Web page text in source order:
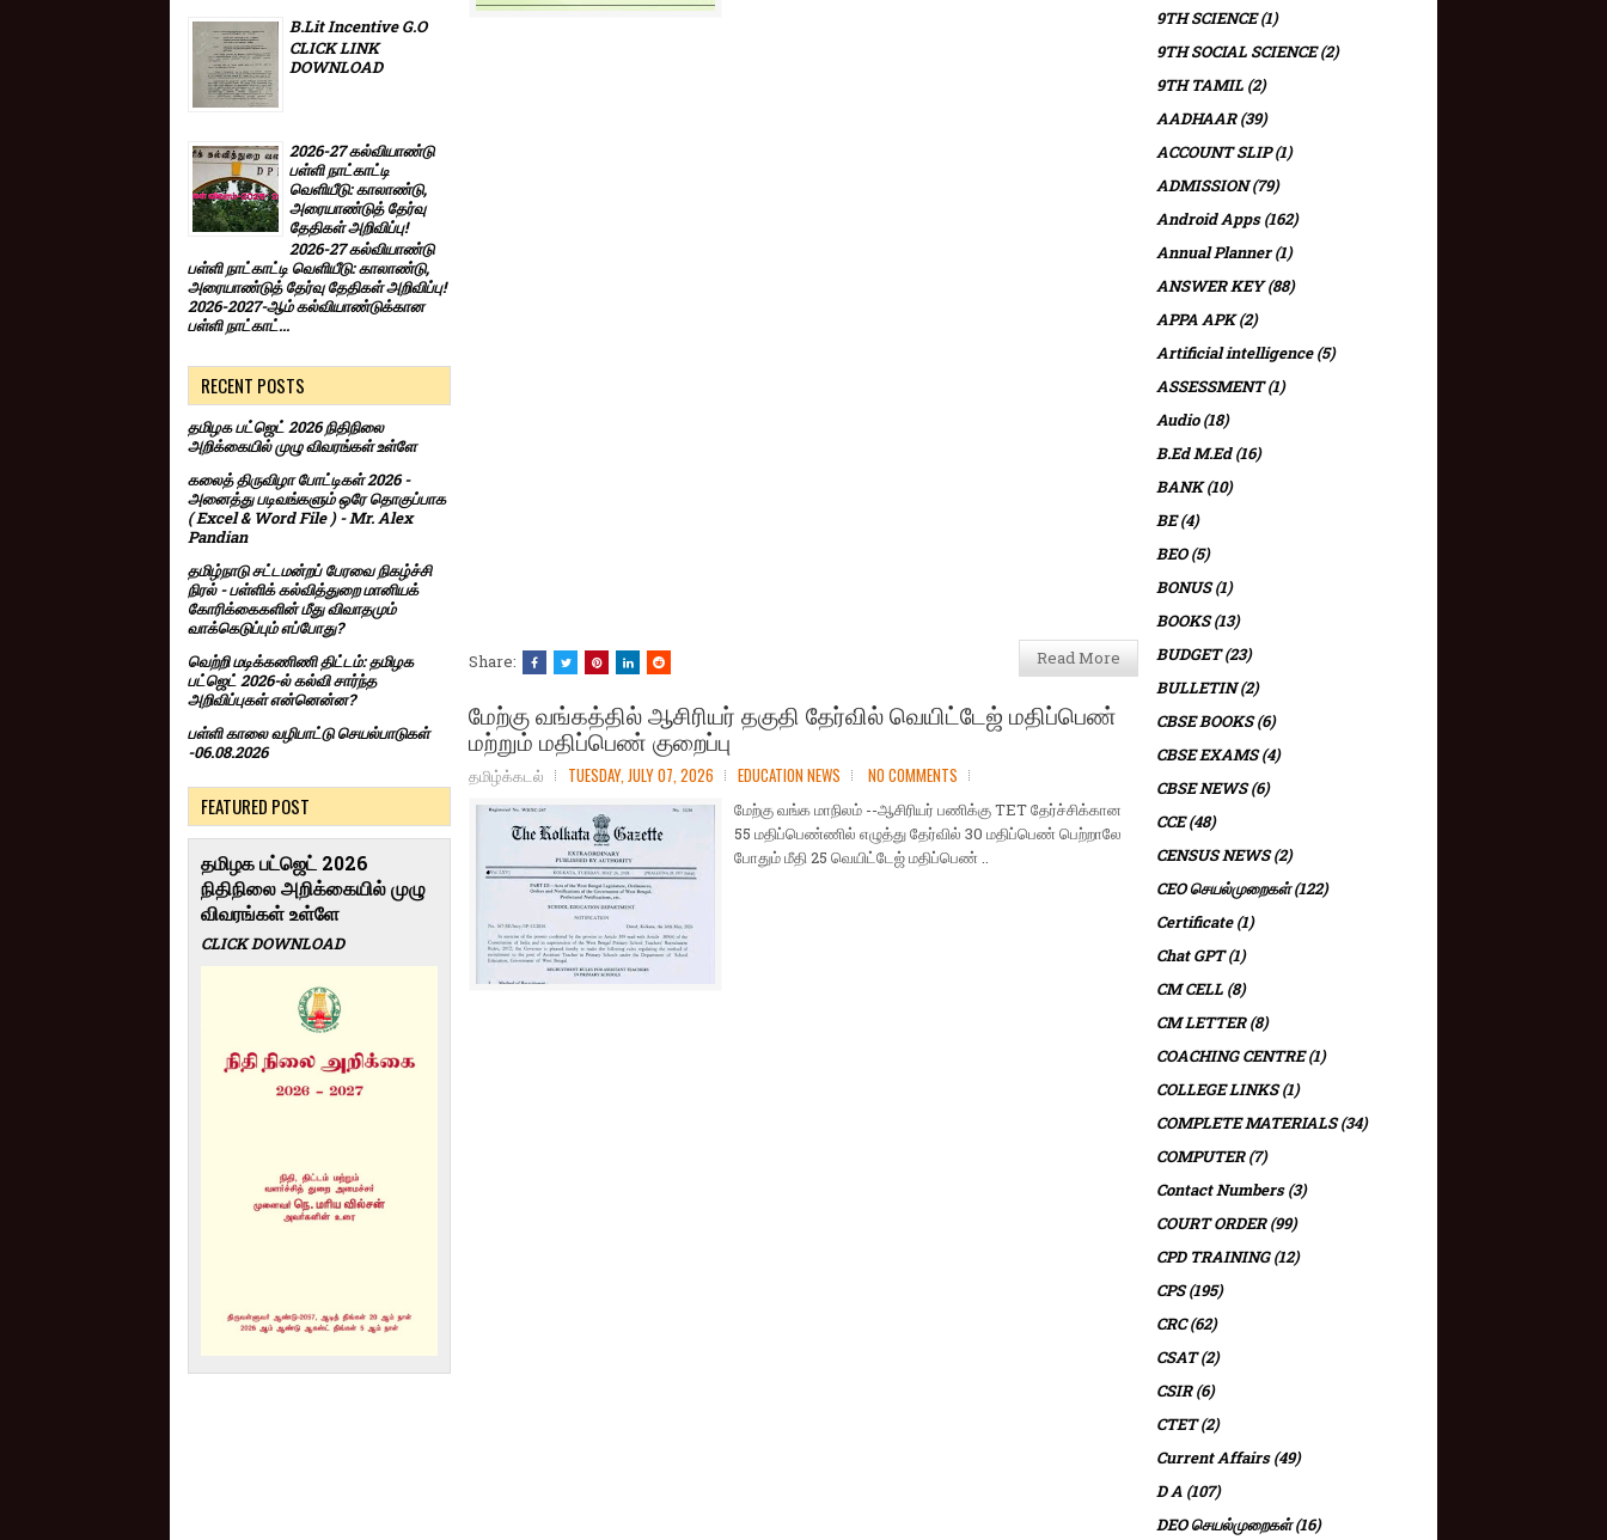
Share: Read More
மேற்கு வங்கத்தில் ஆசிரியர் தகுதி தேர்வில் வெயிட்டேஜ் மதிப்பெண்
மற்றும் மதிப்பெண் குறைப்பு
தமிழ்க்கடல் TUESDAY, JULY 07, 2026 EDUCATION NEWS NO COMMENTS
மேற்கு வங்க மாநிலம் --ஆசிரியர் பணிக்கு TET தேர்ச்சிக்கான
55 மதிப்பெண்ணில் எழுத்து தேர்வில் 30 மதிப்பெண் பெற்றாலே
போதும் மீதி 25 வெயிட்டேஜ் மதிப்பெண் ..
B.Lit Incentive G.O
CLICK LINK
DOWNLOAD
2026-27 கல்வியாண்டு
பள்ளி நாட்காட்டி
வெளியீடு: காலாண்டு,
அரையாண்டுத் தேர்வு
தேதிகள் அறிவிப்பு!
2026-27 கல்வியாண்டு
பள்ளி நாட்காட்டி வெளியீடு: காலாண்டு,
அரையாண்டுத் தேர்வு தேதிகள் அறிவிப்பு!
2026-2027-ஆம் கல்வியாண்டுக்கான
பள்ளி நாட்காட்...
RECENT POSTS
தமிழக பட்ஜெட் 2026 நிதிநிலை
அறிக்கையில் முழு விவரங்கள் உள்ளே
கலைத் திருவிழா போட்டிகள் 2026 -
அனைத்து படிவங்களும் ஒரே தொகுப்பாக
( Excel & Word File ) - Mr. Alex
Pandian
தமிழ்நாடு சட்டமன்றப் பேரவை நிகழ்ச்சி
நிரல் - பள்ளிக் கல்வித்துறை மானியக்
கோரிக்கைகளின் மீது விவாதமும்
வாக்கெடுப்பும் எப்போது?
வெற்றி மடிக்கணிணி திட்டம்: தமிழக
பட்ஜெட் 2026-ல் கல்வி சார்ந்த
அறிவிப்புகள் என்னென்ன?
பள்ளி காலை வழிபாட்டு செயல்பாடுகள்
-06.08.2026
FEATURED POST
தமிழக பட்ஜெட் 2026
நிதிநிலை அறிக்கையில் முழு
விவரங்கள் உள்ளே
CLICK DOWNLOAD
9TH SCIENCE (1)
9TH SOCIAL SCIENCE (2)
9TH TAMIL (2)
AADHAAR (39)
ACCOUNT SLIP (1)
ADMISSION (79)
Android Apps (162)
Annual Planner (1)
ANSWER KEY (88)
APPA APK (2)
Artificial intelligence (5)
ASSESSMENT (1)
Audio (18)
B.Ed M.Ed (16)
BANK (10)
BE (4)
BEO (5)
BONUS (1)
BOOKS (13)
BUDGET (23)
BULLETIN (2)
CBSE BOOKS (6)
CBSE EXAMS (4)
CBSE NEWS (6)
CCE (48)
CENSUS NEWS (2)
CEO செயல்முறைகள் (122)
Certificate (1)
Chat GPT (1)
CM CELL (8)
CM LETTER (8)
COACHING CENTRE (1)
COLLEGE LINKS (1)
COMPLETE MATERIALS (34)
COMPUTER (7)
Contact Numbers (3)
COURT ORDER (99)
CPD TRAINING (12)
CPS (195)
CRC (62)
CSAT (2)
CSIR (6)
CTET (2)
Current Affairs (49)
D A (107)
DEO செயல்முறைகள் (16)